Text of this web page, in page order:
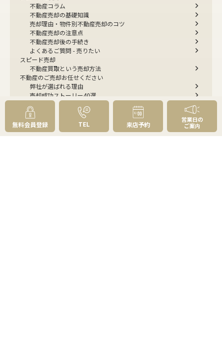
不動産コラム
不動産売却の基礎知識
売却理由・物件別不動産売却のコツ
不動産売却の注意点
不動産売却後の手続き
よくあるご質問 - 売りたい
スピード売却
不動産買取という売却方法
不動産のご売却お任せください
弊社が選ばれる理由
売却成功ストーリー40選
売却成約事例
お預かり物件掲載実例
無料実査定予約
無料会員登録 TEL 来店予約
営業日の
ご案内